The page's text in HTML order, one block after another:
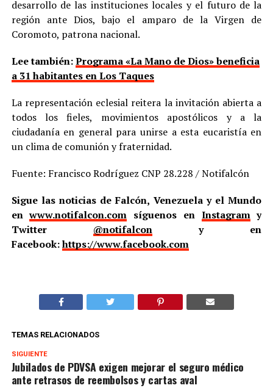
desarrollo de las instituciones locales y el futuro de la
región ante Dios, bajo el amparo de la Virgen de
Coromoto, patrona nacional.
Lee también:Programa «La Mano de Dios» beneficia
a 31 habitantes en Los Taques
La representación eclesial reitera la invitación abierta a
todos los fieles, movimientos apostólicos y a la
ciudadanía en general para unirse a esta eucaristía en
un clima de comunión y fraternidad.
Fuente: Francisco Rodríguez CNP 28.228 / Notifalcón
Sigue las noticias de Falcón, Venezuela y el Mundo
enwww.notifalcon.com síguenos en Instagramy
Twitter @notifalcony en
Facebook:https://www.facebook.com
TEMAS RELACIONADOS
SIGUIENTE
Jubilados de PDVSA exigen mejorar el seguro médico
ante retrasos de reembolsos y cartas aval